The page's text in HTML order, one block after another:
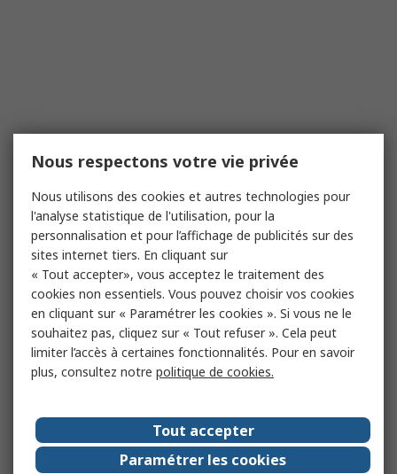
Nous respectons votre vie privée
Nous utilisons des cookies et autres technologies pour
l'analyse statistique de l'utilisation, pour la
personnalisation et pour l’affichage de publicités sur des
sites internet tiers. En cliquant sur
« Tout accepter», vous acceptez le traitement des
cookies non essentiels. Vous pouvez choisir vos cookies
en cliquant sur « Paramétrer les cookies ». Si vous ne le
souhaitez pas, cliquez sur « Tout refuser ». Cela peut
limiter l’accès à certaines fonctionnalités. Pour en savoir
plus, consultez notre politique de cookies.
Tout accepter
Paramétrer les cookies